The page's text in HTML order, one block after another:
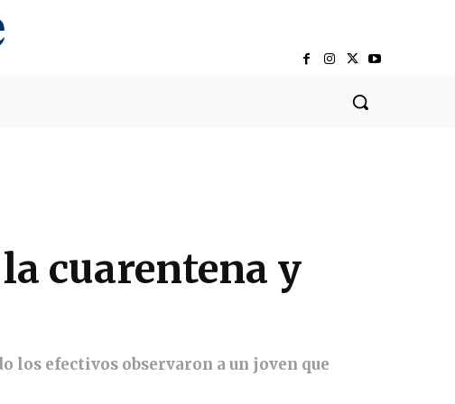
cuarentena y
los efectivos observaron a un joven que